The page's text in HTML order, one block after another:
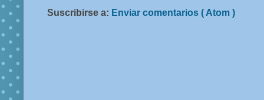
Suscribirse a: Enviar comentarios ( Atom )